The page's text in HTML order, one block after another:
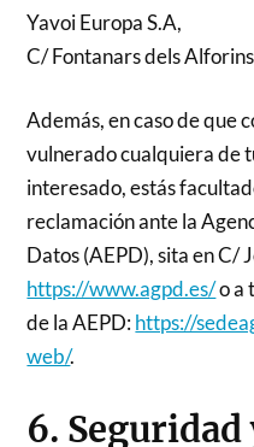
Yavoi Europa S.A,
C/ Fontanars dels
Además, en caso de que
vulnerado cualquiera de
interesado, estás
reclamación ante la
Datos (AEPD), sita en
https://www.agpd.es/o a
de la AEPD:https://
web/.
6.